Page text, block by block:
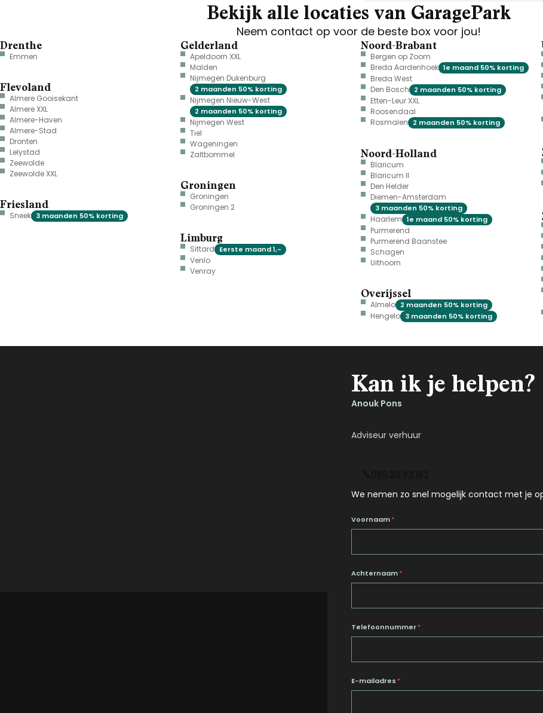
Bekijk alle locaties van GaragePark
Neem contact op voor de beste box voor jou!
Drenthe
Emmen
Flevoland
Almere Gooisekant
Almere XXL
Almere-Haven
Almere-Stad
Dronten
Lelystad
Zeewolde
Zeewolde XXL
Friesland
Sneek 3 maanden 50% korting
Gelderland
Apeldoorn XXL
Malden
Nijmegen Dukenburg
2 maanden 50% korting
Nijmegen Nieuw-West
2 maanden 50% korting
Nijmegen West
Tiel
Wageningen
Zaltbommel
Groningen
Groningen
Groningen 2
Limburg
Sittard Eerste maand 1,-
Venlo
Venray
Noord-Brabant
Bergen op Zoom
Breda Aardenhoek 1e maand 50% korting
Breda West
Den Bosch
2 maanden 50% korting
Etten-Leur XXL
Roosendaal
Rosmalen
2 maanden 50% korting
Noord-Holland
Blaricum
Blaricum II
Den Helder
Diemen-Amsterdam
3 maanden 50% korting
Haarlem 1e maand 50% korting
Purmerend
Purmerend Baanstee
Schagen
Uithoorn
Overijssel
Almelo 2 maanden 50% korting
Hengelo 3 maanden 50% korting
Kan ik je helpen?
Anouk Pons
Adviseur verhuur
We nemen zo snel mogelijk contact met je
Voornaam*
Achternaam*
Telefoonnummer*
E-mailadres *